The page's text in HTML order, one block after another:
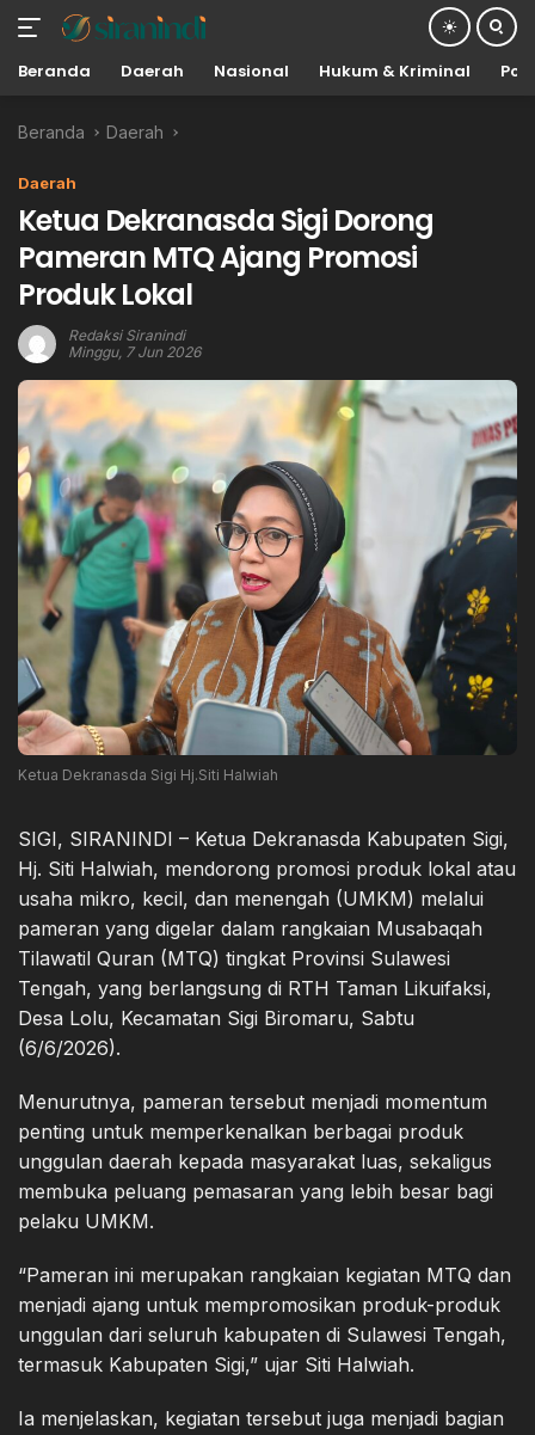
Beranda Daerah Nasional Hukum & Kriminal
Beranda Daerah
Daerah
Ketua Dekranasda Sigi Dorong
Pameran MTQ Ajang Promosi
Produk Lokal
Redaksi Siranindi
Minggu, 7 Jun 2026
Ketua Dekranasda Sigi Hj.Siti Halwiah
SIGI, SIRANINDI – Ketua Dekranasda Kabupaten Sigi,
Hj. Siti Halwiah, mendorong promosi produk lokal atau
usaha mikro, kecil, dan menengah (UMKM) melalui
pameran yang digelar dalam rangkaian Musabaqah
Tilawatil Quran (MTQ) tingkat Provinsi Sulawesi
Tengah, yang berlangsung di RTH Taman Likuifaksi,
Desa Lolu, Kecamatan Sigi Biromaru, Sabtu
(6/6/2026).
Menurutnya, pameran tersebut menjadi momentum
penting untuk memperkenalkan berbagai produk
unggulan daerah kepada masyarakat luas, sekaligus
membuka peluang pemasaran yang lebih besar bagi
pelaku UMKM.
“Pameran ini merupakan rangkaian kegiatan MTQ dan
menjadi ajang untuk mempromosikan produk-produk
unggulan dari seluruh kabupaten di Sulawesi Tengah,
termasuk Kabupaten Sigi,” ujar Siti Halwiah.
Ia menjelaskan, kegiatan tersebut juga menjadi bagian